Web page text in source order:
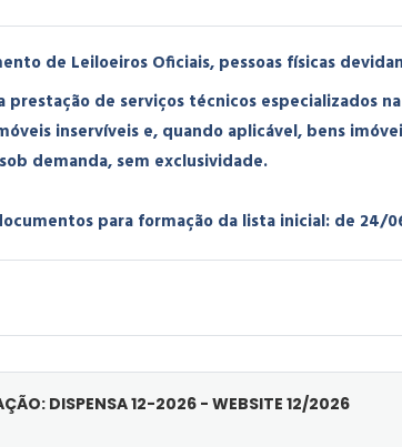
de Leiloeiros Oficiais, pessoas físicas
de serviços técnicos especializados
inservíveis e, quando aplicável, bens
demanda, sem exclusividade.
para formação da lista inicial: de 24/
DISPENSA 12-2026 - WEBSITE 12/2026